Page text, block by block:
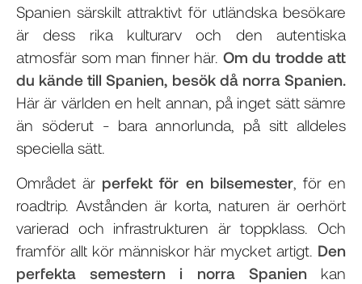
Spanien särskilt attraktivt för utländska besökare
är dess rika kulturarv och den autentiska
atmosfär som man finner här. Om du trodde att
du kände till Spanien, besök då norra Spanien.
Här är världen en helt annan, på inget sätt sämre
än söderut - bara annorlunda, på sitt alldeles
speciella sätt.
Området är perfekt för en bilsemester, för en
roadtrip. Avstånden är korta, naturen är oerhört
varierad och infrastrukturen är toppklass. Och
framför allt kör människor här mycket artigt. Den
perfekta semestern i norra Spanienkan